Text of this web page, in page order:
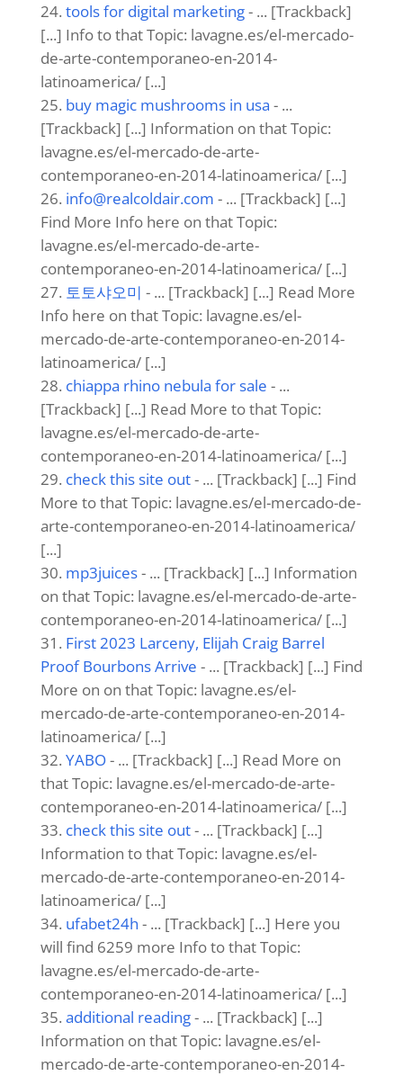
tools for digital marketing- ... [Trackback]
[...] Info to that Topic: lavagne.es/el-mercado-
de-arte-contemporaneo-en-2014-
latinoamerica/ [...]
buy magic mushrooms in usa​ - ...
[Trackback] [...] Information on that Topic:
lavagne.es/el-mercado-de-arte-
contemporaneo-en-2014-latinoamerica/ [...]
info@realcoldair.com - ... [Trackback] [...]
Find More Info here on that Topic:
lavagne.es/el-mercado-de-arte-
contemporaneo-en-2014-latinoamerica/ [...]
토토샤오미 - ... [Trackback] [...] Read More
Info here on that Topic: lavagne.es/el-
mercado-de-arte-contemporaneo-en-2014-
latinoamerica/ [...]
chiappa rhino nebula for sale - ...
[Trackback] [...] Read More to that Topic:
lavagne.es/el-mercado-de-arte-
contemporaneo-en-2014-latinoamerica/ [...]
check this site out- ... [Trackback] [...] Find
More to that Topic: lavagne.es/el-mercado-de-
arte-contemporaneo-en-2014-latinoamerica/
[...]
mp3juices- ... [Trackback] [...] Information
on that Topic: lavagne.es/el-mercado-de-arte-
contemporaneo-en-2014-latinoamerica/ [...]
First 2023 Larceny, Elijah Craig Barrel
Proof Bourbons Arrive - ... [Trackback] [...] Find
More on on that Topic: lavagne.es/el-
mercado-de-arte-contemporaneo-en-2014-
latinoamerica/ [...]
YABO- ... [Trackback] [...] Read More on
that Topic: lavagne.es/el-mercado-de-arte-
contemporaneo-en-2014-latinoamerica/ [...]
check this site out- ... [Trackback] [...]
Information to that Topic: lavagne.es/el-
mercado-de-arte-contemporaneo-en-2014-
latinoamerica/ [...]
ufabet24h - ... [Trackback] [...] Here you
will find 6259 more Info to that Topic:
lavagne.es/el-mercado-de-arte-
contemporaneo-en-2014-latinoamerica/ [...]
additional reading- ... [Trackback] [...]
Information on that Topic: lavagne.es/el-
mercado-de-arte-contemporaneo-en-2014-